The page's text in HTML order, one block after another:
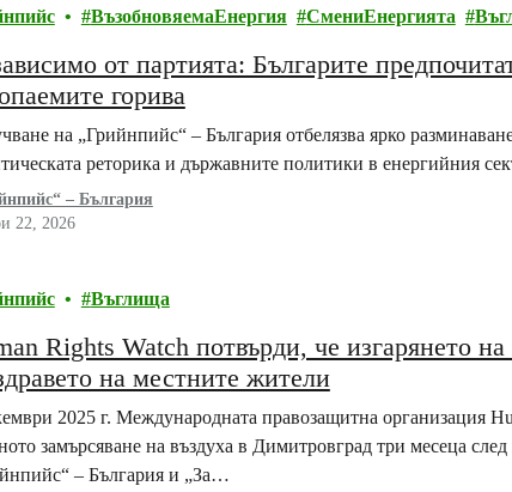
ВъзобновяемаЕнергия СмениЕнергията
от партията: Българите
горива
на „Грийнпийс“ – България отбелязва ярко
реторика и държавните политики в енергийния
– България
22, 2026
Въглища
Rights Watch потвърди, че изгарянето
на местните жители
2025 г. Международната правозащитна организация
замърсяване на въздуха в Димитровград три месеца
– България и „За…